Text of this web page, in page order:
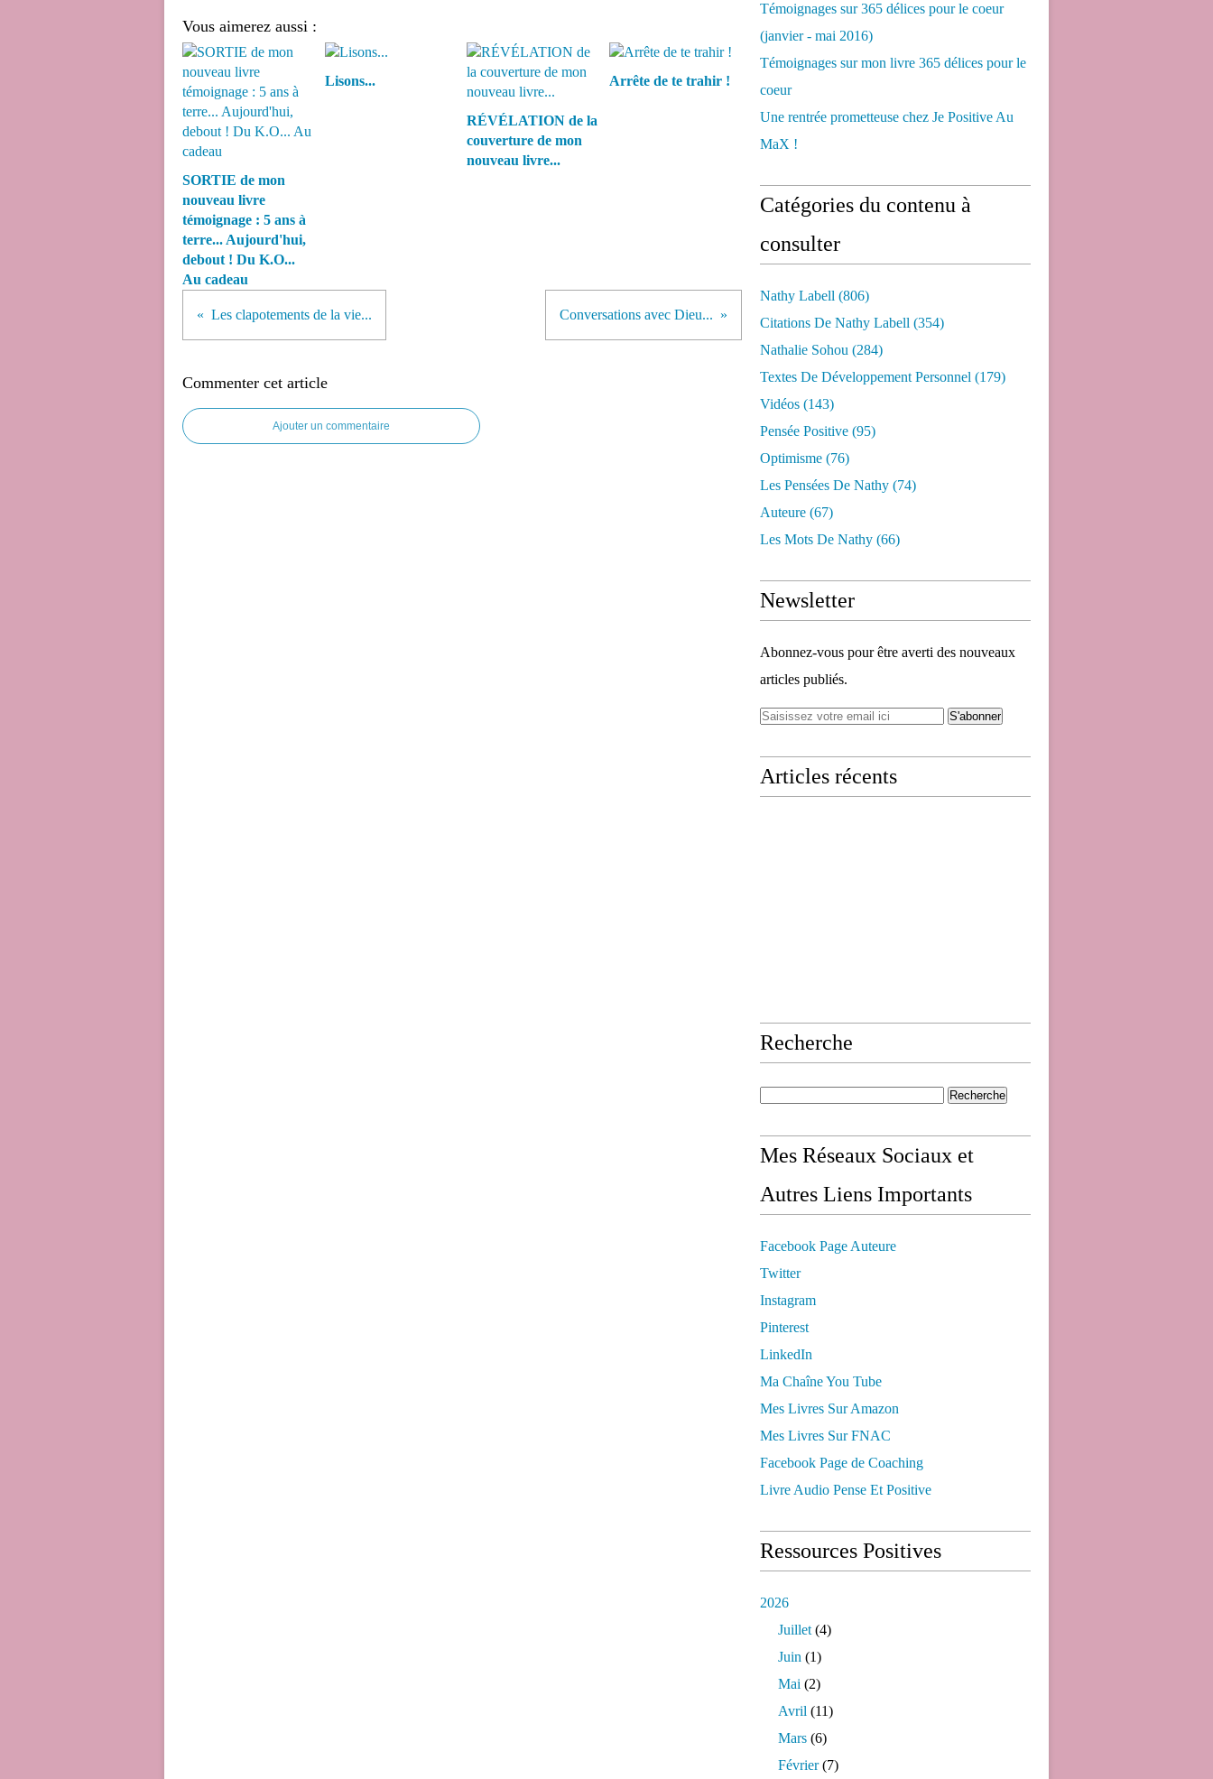
Vous aimerez aussi :
SORTIE de mon
nouveau livre
témoignage : 5 ans à
terre... Aujourd'hui,
debout ! Du K.O...
Au cadeau
Lisons...
RÉVÉLATION de la
couverture de mon
nouveau livre...
Arrête de te trahir !
Les clapotements de la vie... Conversations avec Dieu...
Commenter cet article
Ajouter un commentaire
Témoignages sur 365 délices pour le coeur
(janvier - mai 2016)
Témoignages sur mon livre 365 délices pour le
coeur
Une rentrée prometteuse chez Je Positive Au
MaX !
Catégories du contenu à
consulter
Nathy Labell (806)
Citations De Nathy Labell (354)
Nathalie Sohou (284)
Textes De Développement Personnel (179)
Vidéos (143)
Pensée Positive (95)
Optimisme (76)
Les Pensées De Nathy (74)
Auteure (67)
Les Mots De Nathy (66)
Newsletter
Abonnez-vous pour être averti des nouveaux
articles publiés.
Articles récents
Recherche
Mes Réseaux Sociaux et
Autres Liens Importants
Facebook Page Auteure
Twitter
Instagram
Pinterest
LinkedIn
Ma Chaîne You Tube
Mes Livres Sur Amazon
Mes Livres Sur FNAC
Facebook Page de Coaching
Livre Audio Pense Et Positive
Ressources Positives
2026
Juillet (4)
Juin (1)
Mai (2)
Avril (11)
Mars (6)
Février(7)